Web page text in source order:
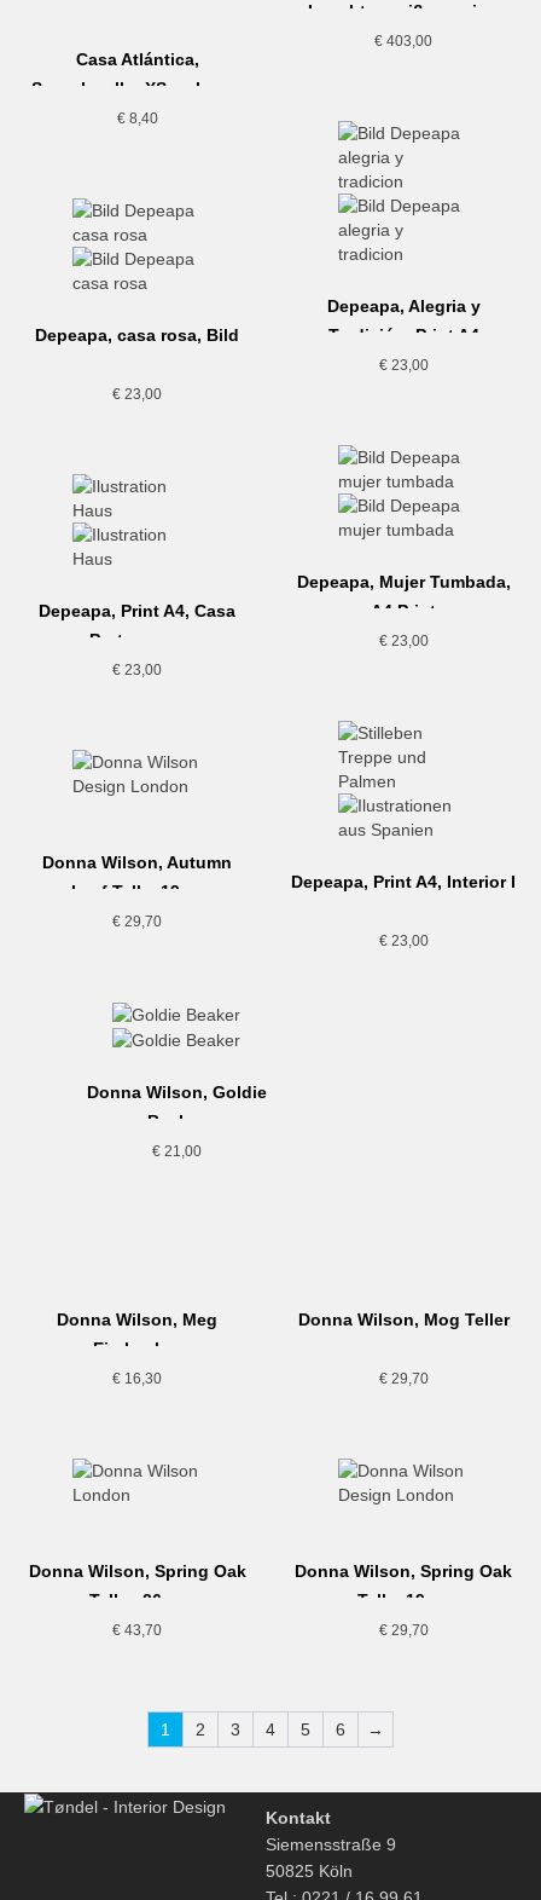
Leuchte, weiß messing
€ 403,00
Casa Atlántica,
Seeschwalbe XS, schwarz
€8,40
Depeapa, Alegria y
Tradición, Print A4
€23,00
Depeapa, casa rosa, Bild
€ 23,00
Depeapa, Mujer Tumbada,
A4 Print
€23,00
Depeapa, Print A4, Casa
Portuguesa
€ 23,00
Depeapa, Print A4, Interior I
€23,00
Donna Wilson, Autumn
Leaf Teller,19cm
€ 29,70
Donna Wilson, Goldie
Becher
€21,00
Donna Wilson, Meg
Eierbecher
€ 16,30
Donna Wilson, Mog Teller
€29,70
Donna Wilson, Spring Oak
Teller, 26cm
€ 43,70
Donna Wilson, Spring Oak
Teller,19cm
€29,70
1 2 3 4 5 6 →
Kontakt
Siemensstraße 9
50825 Köln